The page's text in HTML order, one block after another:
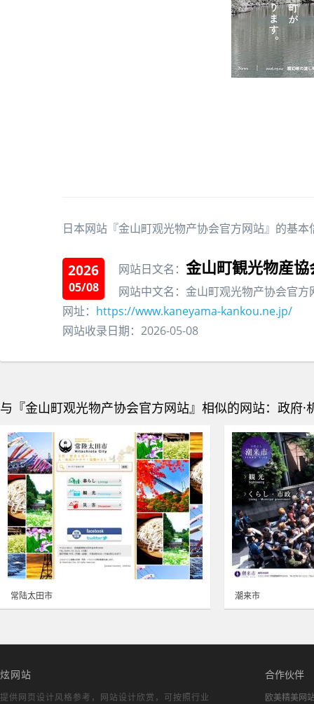
日本网站『金山町观光物产协会官方网站』的基本
2026
05/08
网站日文名：金山町観光物産
网站中文名：金山町观光物产协会官方
网址： https://www.kaneyama-kankou.ne.jp/
网站收录日期：2026-05-08
与『金山町观光物产协会官方网站』相似的网站：政府·
常陆太田市 潮来市
炫网站
提供网页设计风格参考， 网站设计欣赏 ，可按照行业
合作伙伴
欧美精美网